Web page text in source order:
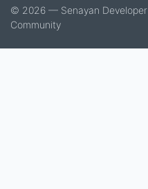
© 2026 — Senayan Developer
Community